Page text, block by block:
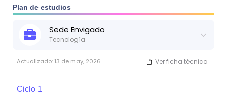
la gestión del discurso y la experiencia del usuario, y
desarrollar pensamiento crítico y conocimiento
tecnológico para la generación de alternativas a los
problemas e inquietudes de las necesidades de la
ilustración en los diferentes medios.
Plan de estudios
Sede Envigado
Tecnología
Actualizado: 13 de may, 2026 Ver ficha técnica
Ciclo 1